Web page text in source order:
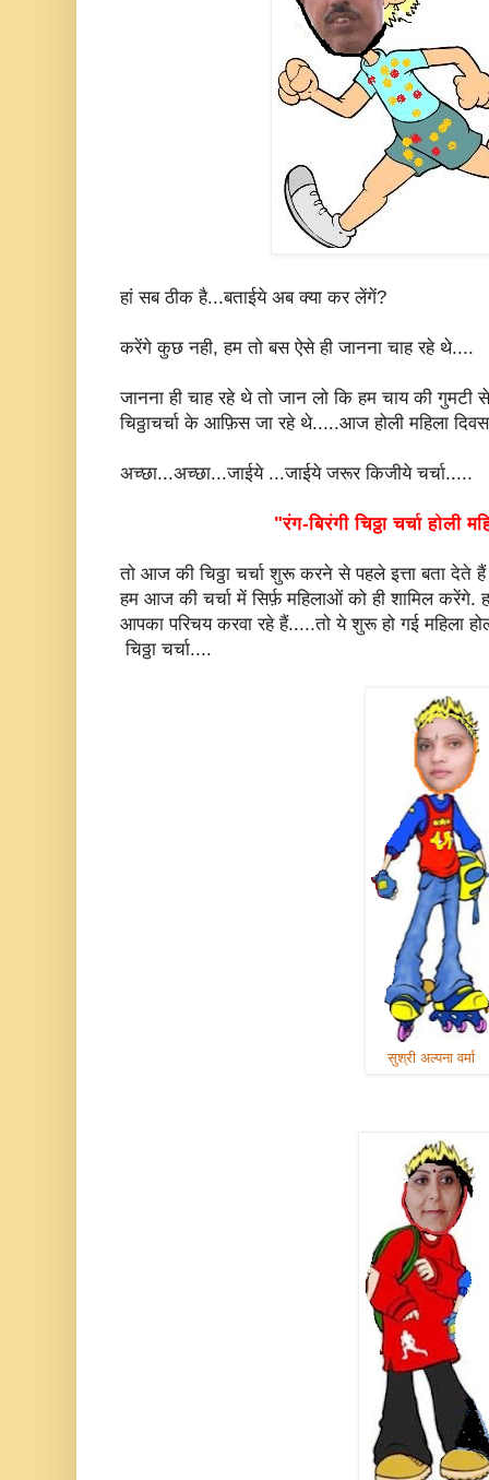
हां सब ठीक है...बताईये अब क्या कर लेंगें?
करेंगे कुछ नही, हम तो बस ऐसे ही जानना चाह रहे थे....
जानना ही चाह रहे थे तो जान लो कि हम चाय की गुमटी
चिठ्ठाचर्चा के आफ़िस जा रहे थे.....आज होली महिला
अच्छा...अच्छा...जाईये ...जाईये जरूर किजीये चर्चा.....
"रंग-बिरंगी चिठ्ठा चर्चा होली
तो आज की चिठ्ठा चर्चा शुरू करने से पहले इत्ता बता देते
हम आज की चर्चा में सिर्फ़ महिलाओं को ही शामिल करेंगे.
आपका परिचय करवा रहे हैं.....तो ये शुरू हो गई महिला
चिठ्ठा चर्चा....
सुश्री अल्पना वर्मा